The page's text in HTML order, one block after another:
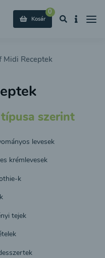
0
Kosár
Midi Receptek
szerint
levesek
krémlevesek
k
tejek